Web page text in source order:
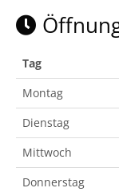
Tag
Montag
Dienstag
Mittwoch
Donnerstag